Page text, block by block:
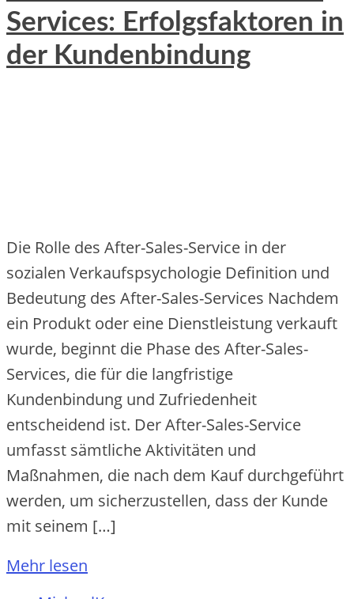
Services: Erfolgsfaktoren in
der Kundenbindung
Die Rolle des After-Sales-Service in der
sozialen Verkaufspsychologie Definition und
Bedeutung des After-Sales-Services Nachdem
ein Produkt oder eine Dienstleistung verkauft
wurde, beginnt die Phase des After-Sales-
Services, die für die langfristige
Kundenbindung und Zufriedenheit
entscheidend ist. Der After-Sales-Service
umfasst sämtliche Aktivitäten und
Maßnahmen, die nach dem Kauf durchgeführt
werden, um sicherzustellen, dass der Kunde
mit seinem […]
Mehr lesen